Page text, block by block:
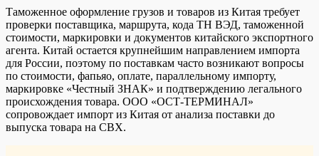
Таможенное оформление грузов и товаров из Китая требует
проверки поставщика, маршрута, кода ТН ВЭД, таможенной
стоимости, маркировки и документов китайского экспортного
агента. Китай остается крупнейшим направлением импорта
для России, поэтому по поставкам часто возникают вопросы
по стоимости, фапьяо, оплате, параллельному импорту,
маркировке «Честный ЗНАК» и подтверждению легального
происхождения товара. ООО «ОСТ-ТЕРМИНАЛ»
сопровождает импорт из Китая от анализа поставки до
выпуска товара на СВХ.